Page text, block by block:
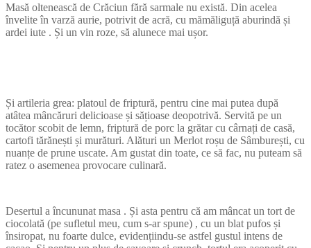
Masă oltenească de Crăciun fără sarmale nu există. Din acelea
învelite în varză aurie, potrivit de acră, cu mămăliguță aburindă și
ardei iute . Și un vin roze, să alunece mai ușor.
Și artileria grea: platoul de friptură, pentru cine mai putea după
atâtea mâncăruri delicioase și sățioase deopotrivă. Servită pe un
tocător scobit de lemn, friptură de porc la grătar cu cârnați de casă,
cartofi tărănești și murături. Alături un Merlot roșu de Sâmburești, cu
nuanțe de prune uscate. Am gustat din toate, ce să fac, nu puteam să
ratez o asemenea provocare culinară.
Desertul a încununat masa . Și asta pentru că am mâncat un tort de
ciocolată (pe sufletul meu, cum s-ar spune) , cu un blat pufos și
însiropat, nu foarte dulce, evidențiindu-se astfel gustul intens de